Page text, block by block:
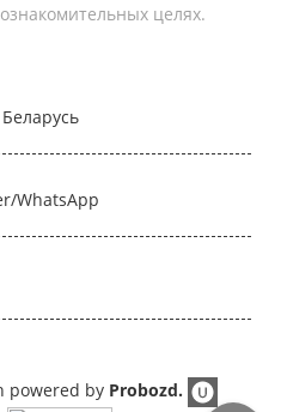
целях.
WhatsApp
powered by Probozd.